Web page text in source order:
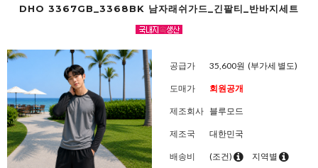
DHO 3367GB_3368BK 남자래쉬가드_긴팔티_반바지세트
공급가 35,600원 (부가세 별도)
도매가 회원공개
제조회사 블루모드
제조국 대한민국
배송비 (조건) 지역별